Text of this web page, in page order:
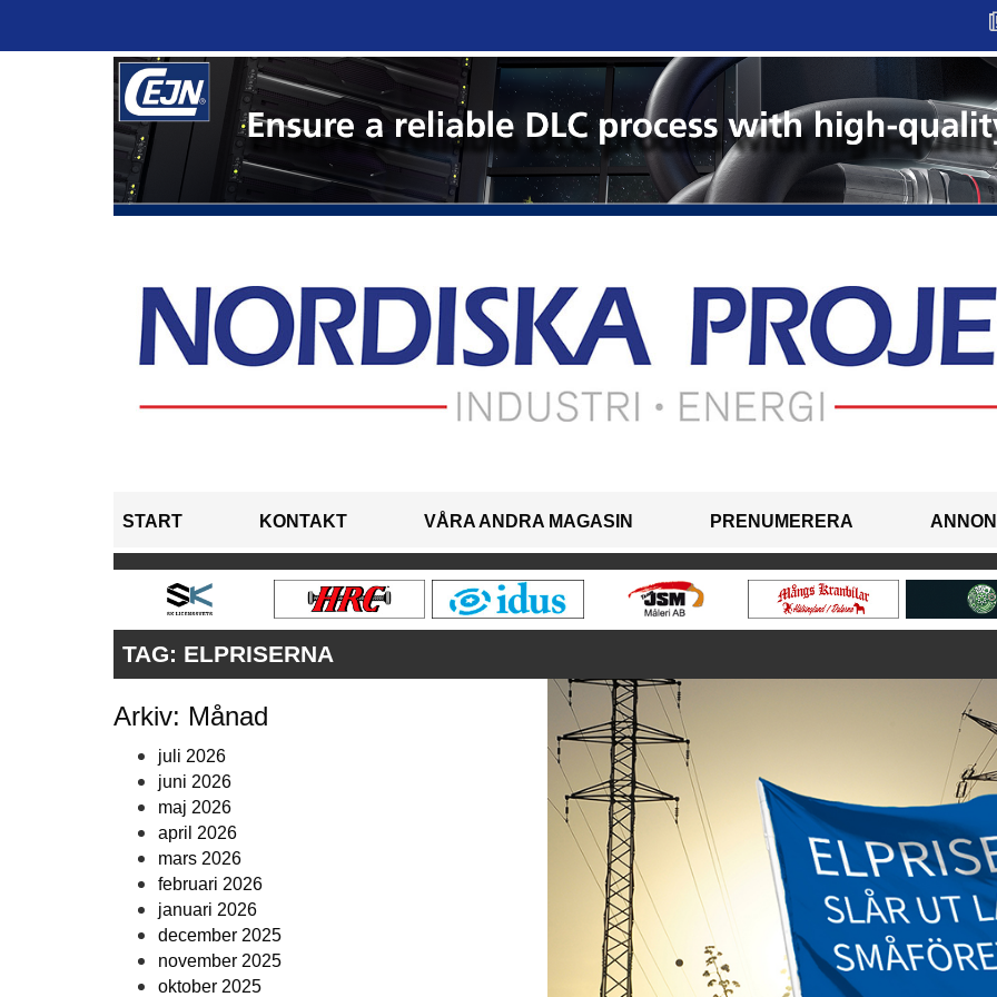
START KONTAKT VÅRA ANDRA MAGASIN PRENUMERERA
TAG: ELPRISERNA
Arkiv: Månad
juli 2026
juni 2026
maj 2026
april 2026
mars 2026
februari 2026
januari 2026
december 2025
november 2025
oktober 2025